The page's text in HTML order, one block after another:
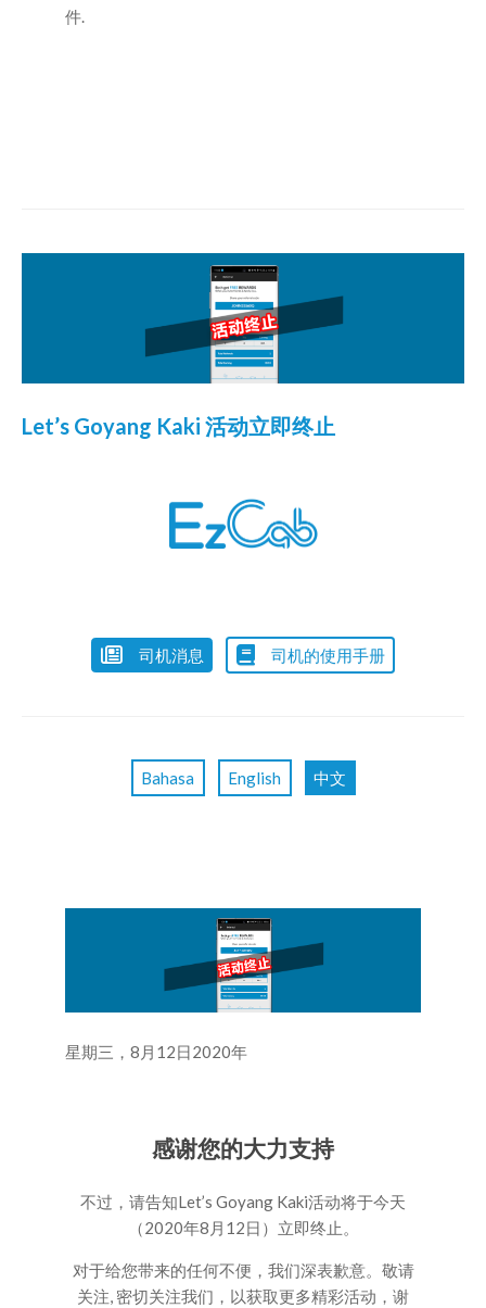
件.
Let’s Goyang Kaki 活动立即终止
司机消息 司机的使用手册
Bahasa English 中文
星期三，8月12日2020年
感谢您的大力支持
不过，请告知Let’s Goyang Kaki活动将于今天
（2020年8月12日）立即终止。
对于给您带来的任何不便，我们深表歉意。敬请
关注, 密切关注我们，以获取更多精彩活动，谢